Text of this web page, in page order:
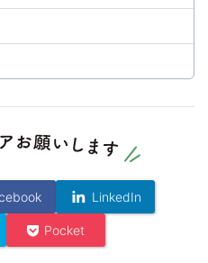
LinkedIn
Pocket